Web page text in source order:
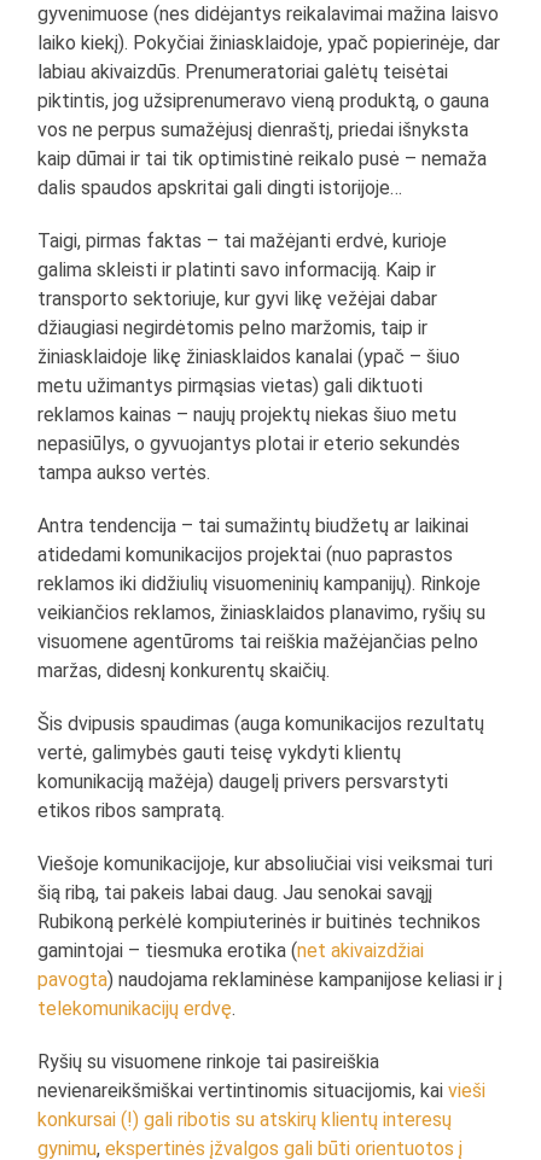
gyvenimuose (nes didėjantys reikalavimai mažina laisvo
laiko kiekį). Pokyčiai žiniasklaidoje, ypač popierinėje, dar
labiau akivaizdūs. Prenumeratoriai galėtų teisėtai
piktintis, jog užsiprenumeravo vieną produktą, o gauna
vos ne perpus sumažėjusį dienraštį, priedai išnyksta
kaip dūmai ir tai tik optimistinė reikalo pusė – nemaža
dalis spaudos apskritai gali dingti istorijoje…
Taigi, pirmas faktas – tai mažėjanti erdvė, kurioje
galima skleisti ir platinti savo informaciją. Kaip ir
transporto sektoriuje, kur gyvi likę vežėjai dabar
džiaugiasi negirdėtomis pelno maržomis, taip ir
žiniasklaidoje likę žiniasklaidos kanalai (ypač – šiuo
metu užimantys pirmąsias vietas) gali diktuoti
reklamos kainas – naujų projektų niekas šiuo metu
nepasiūlys, o gyvuojantys plotai ir eterio sekundės
tampa aukso vertės.
Antra tendencija – tai sumažintų biudžetų ar laikinai
atidedami komunikacijos projektai (nuo paprastos
reklamos iki didžiulių visuomeninių kampanijų). Rinkoje
veikiančios reklamos, žiniasklaidos planavimo, ryšių su
visuomene agentūroms tai reiškia mažėjančias pelno
maržas, didesnį konkurentų skaičių.
Šis dvipusis spaudimas (auga komunikacijos rezultatų
vertė, galimybės gauti teisę vykdyti klientų
komunikaciją mažėja) daugelį privers persvarstyti
etikos ribos sampratą.
Viešoje komunikacijoje, kur absoliučiai visi veiksmai turi
šią ribą, tai pakeis labai daug. Jau senokai savąjį
Rubikoną perkėlė kompiuterinės ir buitinės technikos
gamintojai – tiesmuka erotika (net akivaizdžiai
pavogta) naudojama reklaminėse kampanijose keliasi ir į
telekomunikacijų erdvę.
Ryšių su visuomene rinkoje tai pasireiškia
nevienareikšmiškai vertintinomis situacijomis, kaivieši
konkursai (!) gali ribotis su atskirų klientų interesų
gynimu,ekspertinės įžvalgos gali būti orientuotos į